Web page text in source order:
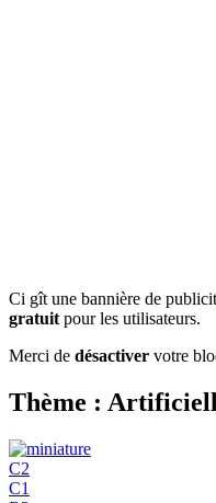
Ci gît une bannière de
gratuit pour les utilisateurs.
Merci de désactiver votre
Thème :
C2
C1